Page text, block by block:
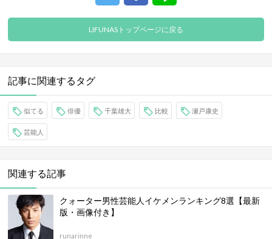
LIFUNASトップページに戻る
記事に関連するタグ
似てる 俳優 千葉雄大 比較 瀬戸康史
芸能人
関連する記事
クォーター男性芸能人イケメンランキング8選【最新
版・画像付き】
runarinne